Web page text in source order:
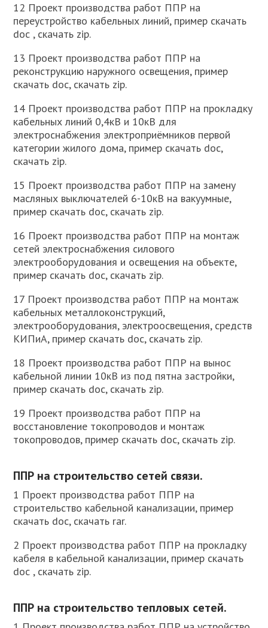
12 Проект производства работ ППР на
переустройство кабельных линий, пример скачать
doc , скачать zip.
13 Проект производства работ ППР на
реконструкцию наружного освещения, пример
скачать doc, скачать zip.
14 Проект производства работ ППР на прокладку
кабельных линий 0,4кВ и 10кВ для
электроснабжения электроприёмников первой
категории жилого дома, пример скачать doc,
скачать zip.
15 Проект производства работ ППР на замену
масляных выключателей 6-10кВ на вакуумные,
пример скачать doc, скачать zip.
16 Проект производства работ ППР на монтаж
сетей электроснабжения силового
электрооборудования и освещения на объекте,
пример скачать doc, скачать zip.
17 Проект производства работ ППР на монтаж
кабельных металлоконструкций,
электрооборудования, электроосвещения, средств
КИПиА, пример скачать doc, скачать zip.
18 Проект производства работ ППР на вынос
кабельной линии 10кВ из под пятна застройки,
пример скачать doc, скачать zip.
19 Проект производства работ ППР на
восстановление токопроводов и монтаж
токопроводов, пример скачать doc, скачать zip.
ППР на строительство сетей связи.
1 Проект производства работ ППР на
строительство кабельной канализации, пример
скачать doc, скачать rar.
2 Проект производства работ ППР на прокладку
кабеля в кабельной канализации, пример скачать
doc , скачать zip.
ППР на строительство тепловых сетей.